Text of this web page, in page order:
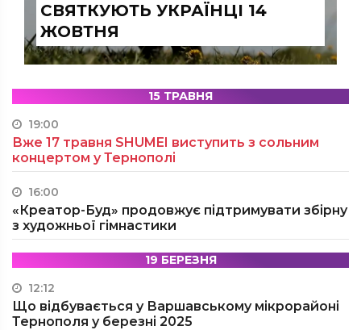
СВЯТКУЮТЬ УКРАЇНЦІ 14
ЖОВТНЯ
15 ТРАВНЯ
19:00
Вже 17 травня SHUMEI виступить з сольним
концертом у Тернополі
16:00
«Креатор-Буд» продовжує підтримувати збірну
з художньої гімнастики
19 БЕРЕЗНЯ
12:12
Що відбувається у Варшавському мікрорайоні
Тернополя у березні 2025